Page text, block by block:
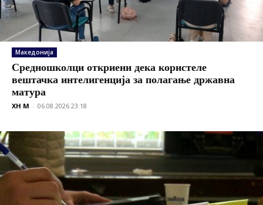
Македонија
Средношколци откриени дека користеле
вештачка интелигенција за полагање државна
матура
XH M - 06.08.2026 23:18